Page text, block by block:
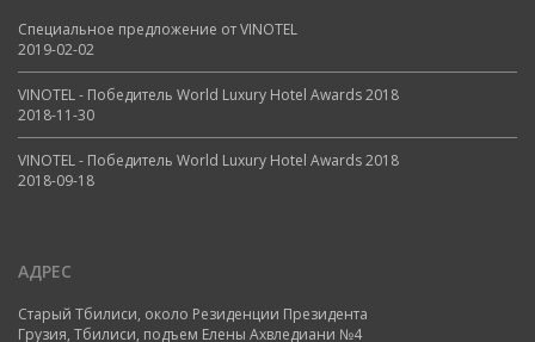
Специальное предложение от VINOTEL
2019-02-02
VINOTEL - Победитель World Luxury Hotel Awards 2018
2018-11-30
VINOTEL - Победитель World Luxury Hotel Awards 2018
2018-09-18
АДРЕС
Старый Тбилиси, около Резиденции Президента
Грузия, Тбилиси, подъем Елены Ахвледиани №4